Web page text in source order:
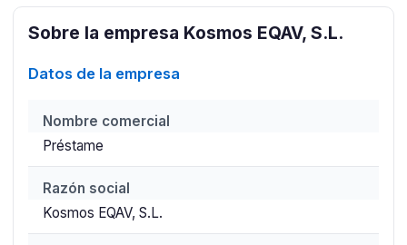
Sobre la empresa Kosmos EQAV, S.L.
Datos de la empresa
Nombre comercial
Préstame
Razón social
Kosmos EQAV, S.L.